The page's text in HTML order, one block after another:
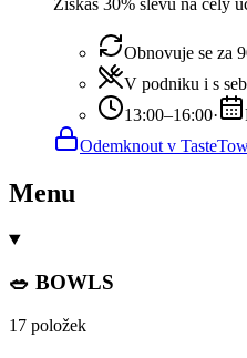
Obnovuje se za
V podniku i s
13:00–16:00·
Odemknout v
Menu
🥗 BOWLS
17 položek